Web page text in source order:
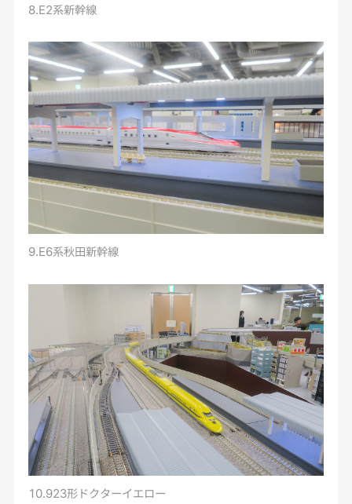
8.E2系新幹線
9.E6系秋田新幹線
10.923形ドクターイエロー